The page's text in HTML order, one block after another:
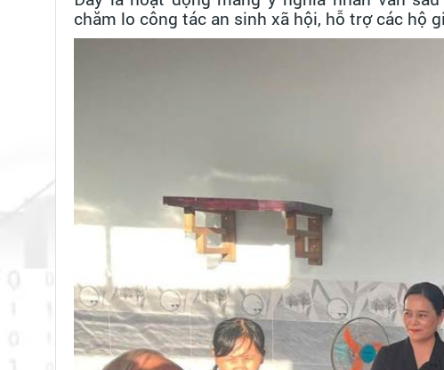
chăm lo công tác an sinh xã hội, hỗ trợ các hộ